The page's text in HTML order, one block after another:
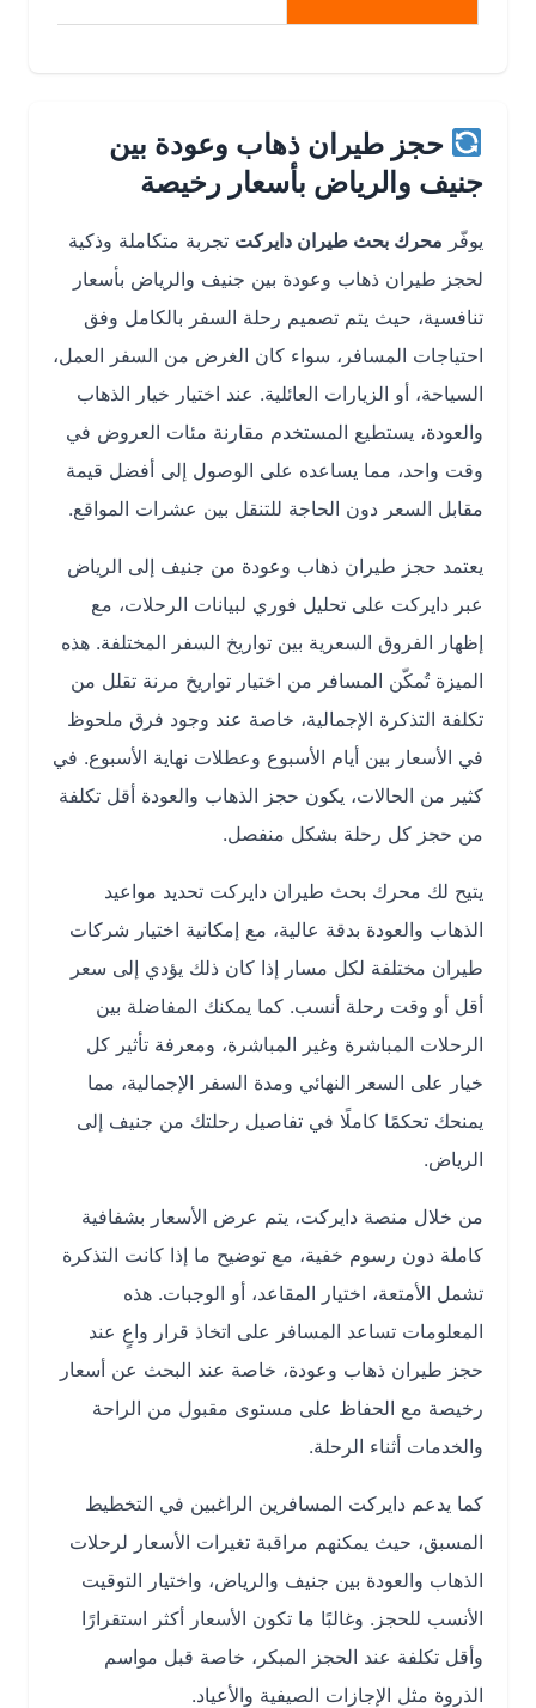
حجز طيران ذهاب وعودة بين
جنيف والرياض بأسعار رخيصة
محرك بحث طيران دايركتتجربة متكاملة وذكية
لحجز طيران ذهاب وعودة بين جنيف والرياض بأسعار
تنافسية، حيث يتم تصميم رحلة السفر بالكامل وفق
احتياجات المسافر، سواء كان الغرض من السفر العمل،
السياحة، أو الزيارات العائلية. عند اختيار خيار الذهاب
والعودة، يستطيع المستخدم مقارنة مئات العروض في
وقت واحد، مما يساعده على الوصول إلى أفضل قيمة
مقابل السعر دون الحاجة للتنقل بين عشرات المواقع.
يعتمد حجز طيران ذهاب وعودة من جنيف إلى الرياض
عبر دايركت على تحليل فوري لبيانات الرحلات، مع
إظهار الفروق السعرية بين تواريخ السفر المختلفة. هذه
الميزة تُمكّن المسافر من اختيار تواريخ مرنة تقلل من
تكلفة التذكرة الإجمالية، خاصة عند وجود فرق ملحوظ
في الأسعار بين أيام الأسبوع وعطلات نهاية الأسبوع. في
كثير من الحالات، يكون حجز الذهاب والعودة أقل تكلفة
من حجز كل رحلة بشكل منفصل.
يتيح لك محرك بحث طيران دايركت تحديد مواعيد
الذهاب والعودة بدقة عالية، مع إمكانية اختيار شركات
طيران مختلفة لكل مسار إذا كان ذلك يؤدي إلى سعر
أقل أو وقت رحلة أنسب. كما يمكنك المفاضلة بين
الرحلات المباشرة وغير المباشرة، ومعرفة تأثير كل
خيار على السعر النهائي ومدة السفر الإجمالية، مما
يمنحك تحكمًا كاملًا في تفاصيل رحلتك من جنيف إلى
الرياض.
من خلال منصة دايركت، يتم عرض الأسعار بشفافية
كاملة دون رسوم خفية، مع توضيح ما إذا كانت التذكرة
تشمل الأمتعة، اختيار المقاعد، أو الوجبات. هذه
المعلومات تساعد المسافر على اتخاذ قرار واعٍ عند
حجز طيران ذهاب وعودة، خاصة عند البحث عن أسعار
رخيصة مع الحفاظ على مستوى مقبول من الراحة
والخدمات أثناء الرحلة.
كما يدعم دايركت المسافرين الراغبين في التخطيط
المسبق، حيث يمكنهم مراقبة تغيرات الأسعار لرحلات
الذهاب والعودة بين جنيف والرياض، واختيار التوقيت
الأنسب للحجز. وغالبًا ما تكون الأسعار أكثر استقرارًا
وأقل تكلفة عند الحجز المبكر، خاصة قبل مواسم
الذروة مثل الإجازات الصيفية والأعياد.